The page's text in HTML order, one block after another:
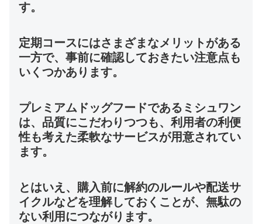
す。
定期コースにはさまざまなメリットがある
一方で、事前に確認しておきたい注意点も
いくつかあります。
プレミアムドッグフードであるミシュワン
は、品質にこだわりつつも、利用者の利便
性も考えた柔軟なサービスが用意されてい
ます。
とはいえ、購入前に解約のルールや配送サ
イクルなどを理解しておくことが、無駄の
ない利用につながります。